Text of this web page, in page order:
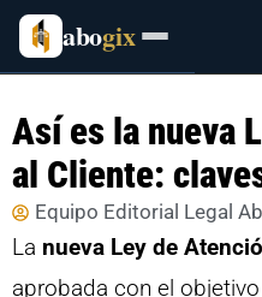
abogix
Así es la nueva
al Cliente:
Equipo Editorial Legal
La nueva Ley de
aprobada con el